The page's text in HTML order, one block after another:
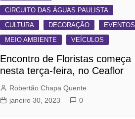
CIRCUITO DAS ÁGUAS PAULISTA
CULTURA
DECORAÇÃO
EVENTOS
MEIO AMBIENTE
VEÍCULOS
Encontro de Floristas começa
nesta terça-feira, no Ceaflor
Robertão Chapa Quente
janeiro 30, 2023
0